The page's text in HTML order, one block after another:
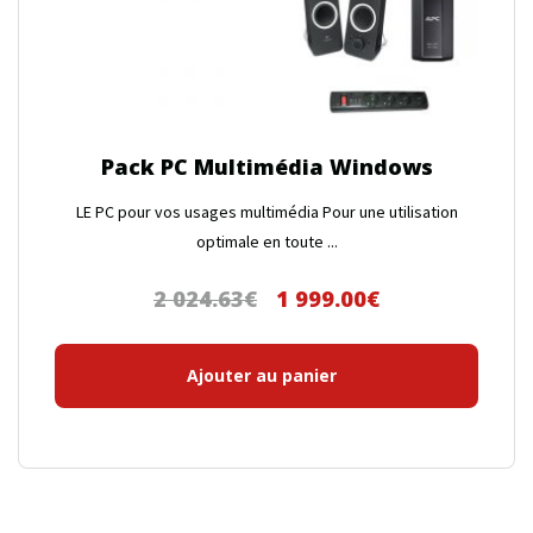
Pack PC Multimédia Windows
LE PC pour vos usages multimédia Pour une utilisation
optimale en toute ...
2 024.63€
Le
initial
était :
024.63€.
1 999.00€
est :
999.00€.
Ajouter au panier